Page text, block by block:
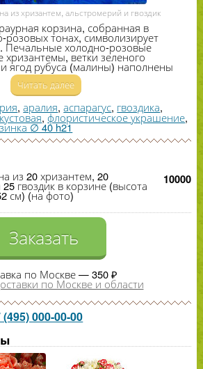
из хризантем, альстромерий и гвоздик
корзина, собранная в
​розовых тонах, символизирует
Печальные холодно-​розовые
хризантемы, ветки зеленого
ягод рубуса (малины) наполнены
Читать далее
,аралия,аспарагус, гвоздика,
,флористическое украшение,
∅ 40 h21
из 20 хризантем, 20
гвоздик в корзине (высота
см) (на фото)
10000
Заказать
по Москве — 350 ₽
по Москве и области
(495) 000-00-00